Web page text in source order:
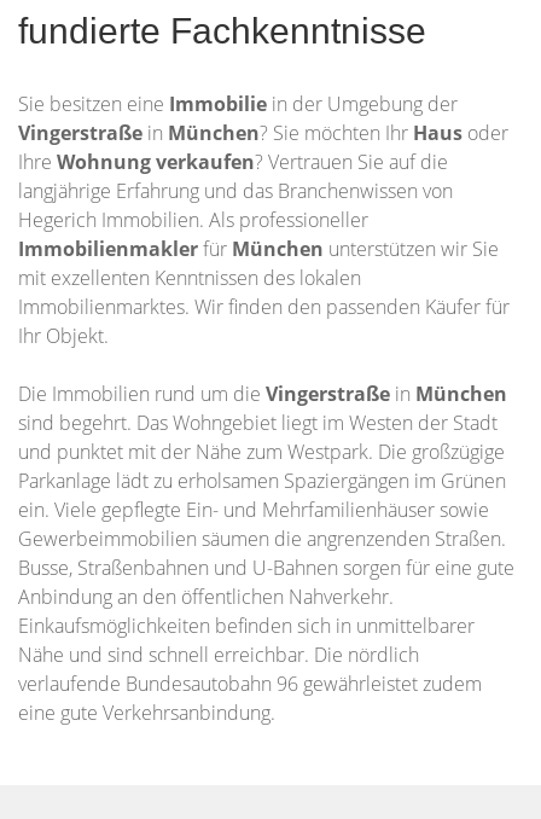
fundierte Fachkenntnisse
Sie besitzen eine Immobilie in der Umgebung der
Vingerstraße in München? Sie möchten Ihr Haus oder
Ihre Wohnungverkaufen? Vertrauen Sie auf die
langjährige Erfahrung und das Branchenwissen von
Hegerich Immobilien. Als professioneller
Immobilienmaklerfür München unterstützen wir Sie
mit exzellenten Kenntnissen des lokalen
Immobilienmarktes. Wir finden den passenden Käufer für
Ihr Objekt.
Die Immobilien rund um die Vingerstraße in München
sind begehrt. Das Wohngebiet liegt im Westen der Stadt
und punktet mit der Nähe zum Westpark. Die großzügige
Parkanlage lädt zu erholsamen Spaziergängen im Grünen
ein. Viele gepflegte Ein- und Mehrfamilienhäuser sowie
Gewerbeimmobilien säumen die angrenzenden Straßen.
Busse, Straßenbahnen und U-Bahnen sorgen für eine gute
Anbindung an den öffentlichen Nahverkehr.
Einkaufsmöglichkeiten befinden sich in unmittelbarer
Nähe und sind schnell erreichbar. Die nördlich
verlaufende Bundesautobahn 96 gewährleistet zudem
eine gute Verkehrsanbindung.